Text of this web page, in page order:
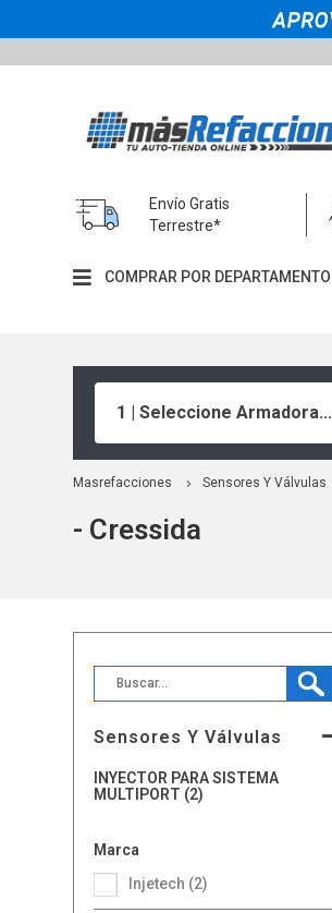
Envío Gratis
Terrestre*
COMPRAR POR DEPARTAMENTO
1 | Seleccione Armadora...
Masrefacciones Sensores Y Válvulas
- Cressida
Sensores Y Válvulas
MULTIPORT (2)
Marca
Injetech (2)